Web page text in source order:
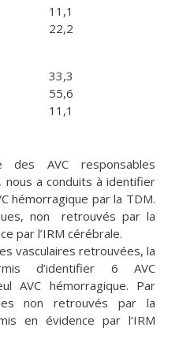
11,1
22,2
33,3
55,6
11,1
des AVC responsables
a conduits à identifier
hémorragique par la TDM.
non retrouvés par la
par l’IRM cérébrale.
vasculaires retrouvées, la
d’identifier 6 AVC
AVC hémorragique. Par
non retrouvés par la
en évidence par l’IRM